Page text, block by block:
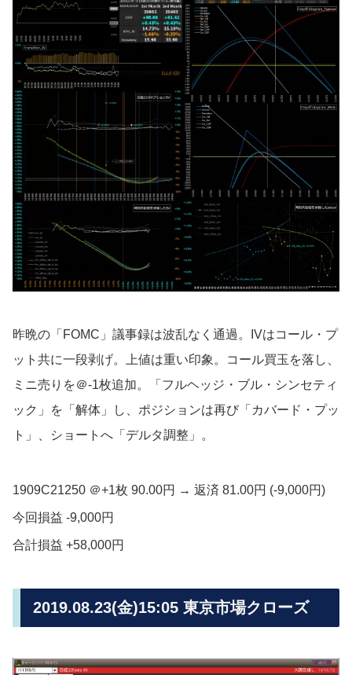
昨晩の「FOMC」議事録は波乱なく通過。IVはコール・プ
ット共に一段剥げ。上値は重い印象。コール買玉を落し、
ミニ売りを＠-1枚追加。「フルヘッジ・ブル・シンセティ
ック」を「解体」し、ポジションは再び「カバード・プッ
ト」、ショートへ「デルタ調整」。
1909C21250 ＠+1枚 90.00円 → 返済 81.00円 (-9,000円)
今回損益 -9,000円
合計損益 +58,000円
2019.08.23(金)15:05 東京市場クローズ